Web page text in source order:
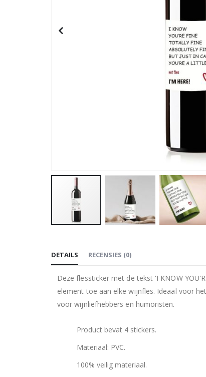
het
van
de
afbeeldingen-
DETAILS
Deze flessticker met de tekst 'I KNOW
element toe aan elke wijnfles. Ideaal voor
voor wijnliefhebbers en humoristen.
Product bevat 4 stickers.
Materiaal: PVC.
100% veilig materiaal.
RECENSIES (0)